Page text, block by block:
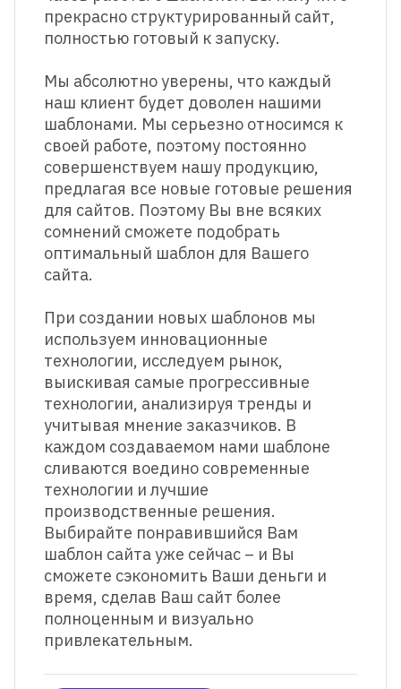
прекрасно структурированный сайт,
полностью готовый к запуску.
Мы абсолютно уверены, что каждый
наш клиент будет доволен нашими
шаблонами. Мы серьезно относимся к
своей работе, поэтому постоянно
совершенствуем нашу продукцию,
предлагая все новые готовые решения
для сайтов. Поэтому Вы вне всяких
сомнений сможете подобрать
оптимальный шаблон для Вашего
сайта.
При создании новых шаблонов мы
используем инновационные
технологии, исследуем рынок,
выискивая самые прогрессивные
технологии, анализируя тренды и
учитывая мнение заказчиков. В
каждом создаваемом нами шаблоне
сливаются воедино современные
технологии и лучшие
производственные решения.
Выбирайте понравившийся Вам
шаблон сайта уже сейчас – и Вы
сможете сэкономить Ваши деньги и
время, сделав Ваш сайт более
полноценным и визуально
привлекательным.